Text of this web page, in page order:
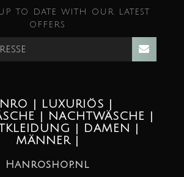
to date with our latest
offers
| LUXURIÖS |
| NACHTWÄSCHE |
| DAMEN |
MÄNNER |
Hanroshop.nl